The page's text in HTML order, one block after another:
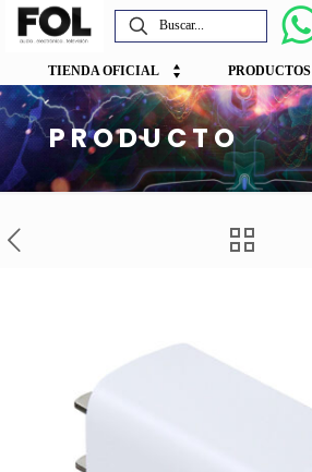
TIENDA OFICIAL PRODUCTOS
PRODUCTO